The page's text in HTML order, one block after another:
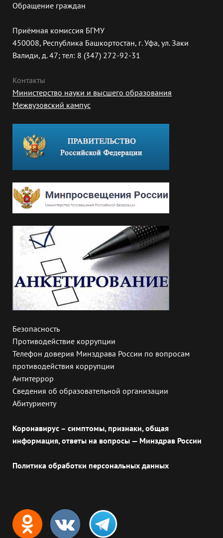
Обращение граждан
Приёмная комиссия БГМУ
450008, Республика Башкортостан, г. Уфа, ул. Заки
Валиди, д. 47; тел: 8 (347) 272-92-31
Контакты
Министерство науки и высшего образования
Межвузовский кампус
Безопасность
Противодействие коррупции
Телефон доверия Минздрава России по вопросам
противодействия коррупции
Антитеррор
Сведения об образовательной организации
Абитуриенту
Коронавирус – симптомы, признаки, общая
информация, ответы на вопросы — Минздрав России
Политика обработки персональных данных